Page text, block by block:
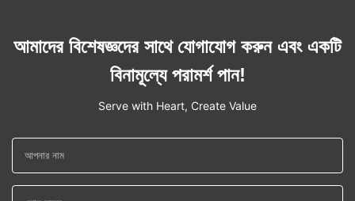
আমাদের বিশেষজ্ঞদের সাথে যোগাযোগ করুন এবং একটি
বিনামূল্যে পরামর্শ পান!
Serve with Heart, Create Value